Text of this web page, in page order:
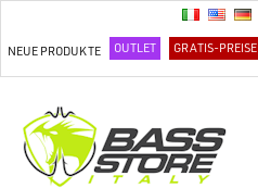
NEUE PRODUKTE OUTLET GRATIS-PREISE